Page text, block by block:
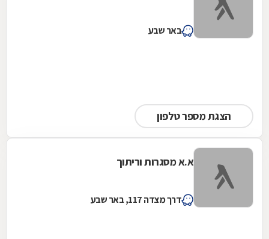
באר שבע
הצגת מספר טלפון
א.א מסגרות וריתוך
דרך מצדה 117, באר שבע